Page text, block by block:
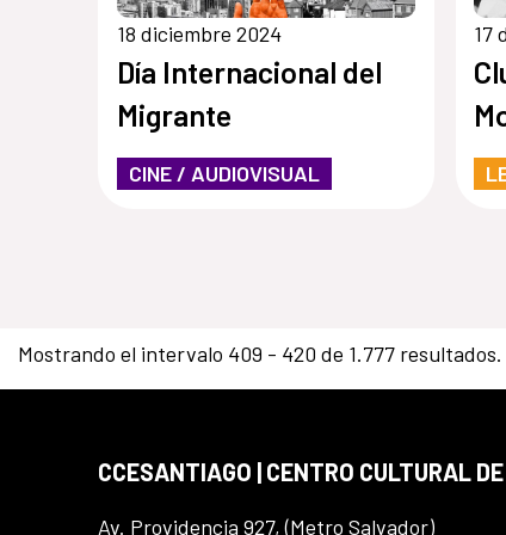
18 diciembre 2024
Día Internacional del
Migrante
CINE / AUDIOVISUAL
17
Mostrando el intervalo 409 - 420 de 1.777 resultados.
CCESANTIAGO | CENTRO CULTURAL
Av. Providencia 927, (Metro Salvador)